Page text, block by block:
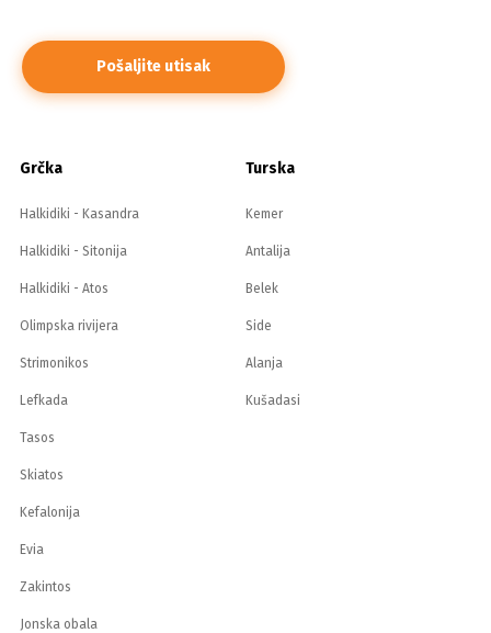
Grčka
Halkidiki - Kasandra
Halkidiki - Sitonija
Halkidiki - Atos
Olimpska rivijera
Strimonikos
Lefkada
Tasos
Skiatos
Kefalonija
Evia
Zakintos
Jonska obala
Turska
Kemer
Antalija
Belek
Side
Alanja
Kušadasi